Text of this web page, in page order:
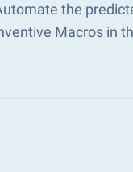
the
Macros in